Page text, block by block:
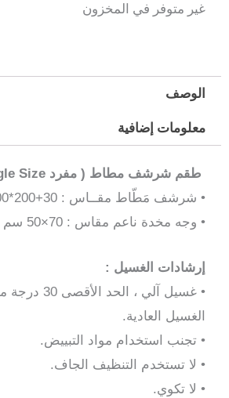
غير متوفر في المخزون
الوصف
معلومات إضافية
طقم شرشف مطاط ( مفرد Single Size ) قطعتين.
• شرشف مَطّاط مقــاس : 30+200*100 سم
• وجه مخدة ناعم مقاس : 70×50 سم ( عدد 1 )
إرشادات الغسيل :
• غسيل آلي ،
الغسيل العادية.
• تجنب استخدام مواد التبييض.
• لا تستخدم التنظيف الجاف.
• لا تكوي.